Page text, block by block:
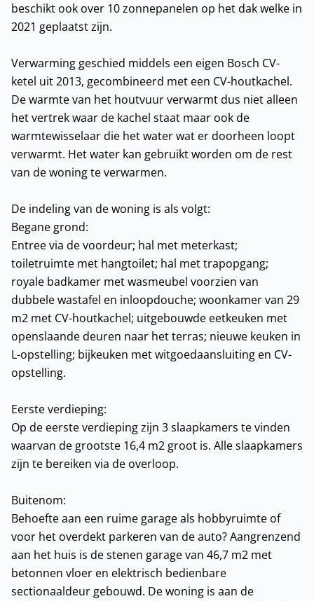
beschikt ook over 10 zonnepanelen op het dak welke in
2021 geplaatst zijn.
Verwarming geschied middels een eigen Bosch CV-
ketel uit 2013, gecombineerd met een CV-houtkachel.
De warmte van het houtvuur verwarmt dus niet alleen
het vertrek waar de kachel staat maar ook de
warmtewisselaar die het water wat er doorheen loopt
verwarmt. Het water kan gebruikt worden om de rest
van de woning te verwarmen.
De indeling van de woning is als volgt:
Begane grond:
Entree via de voordeur; hal met meterkast;
toiletruimte met hangtoilet; hal met trapopgang;
royale badkamer met wasmeubel voorzien van
dubbele wastafel en inloopdouche; woonkamer van 29
m2 met CV-houtkachel; uitgebouwde eetkeuken met
openslaande deuren naar het terras; nieuwe keuken in
L-opstelling; bijkeuken met witgoedaansluiting en CV-
opstelling.
Eerste verdieping:
Op de eerste verdieping zijn 3 slaapkamers te vinden
waarvan de grootste 16,4 m2 groot is. Alle slaapkamers
zijn te bereiken via de overloop.
Buitenom:
Behoefte aan een ruime garage als hobbyruimte of
voor het overdekt parkeren van de auto? Aangrenzend
aan het huis is de stenen garage van 46,7 m2 met
betonnen vloer en elektrisch bedienbare
sectionaaldeur gebouwd. De woning is aan de